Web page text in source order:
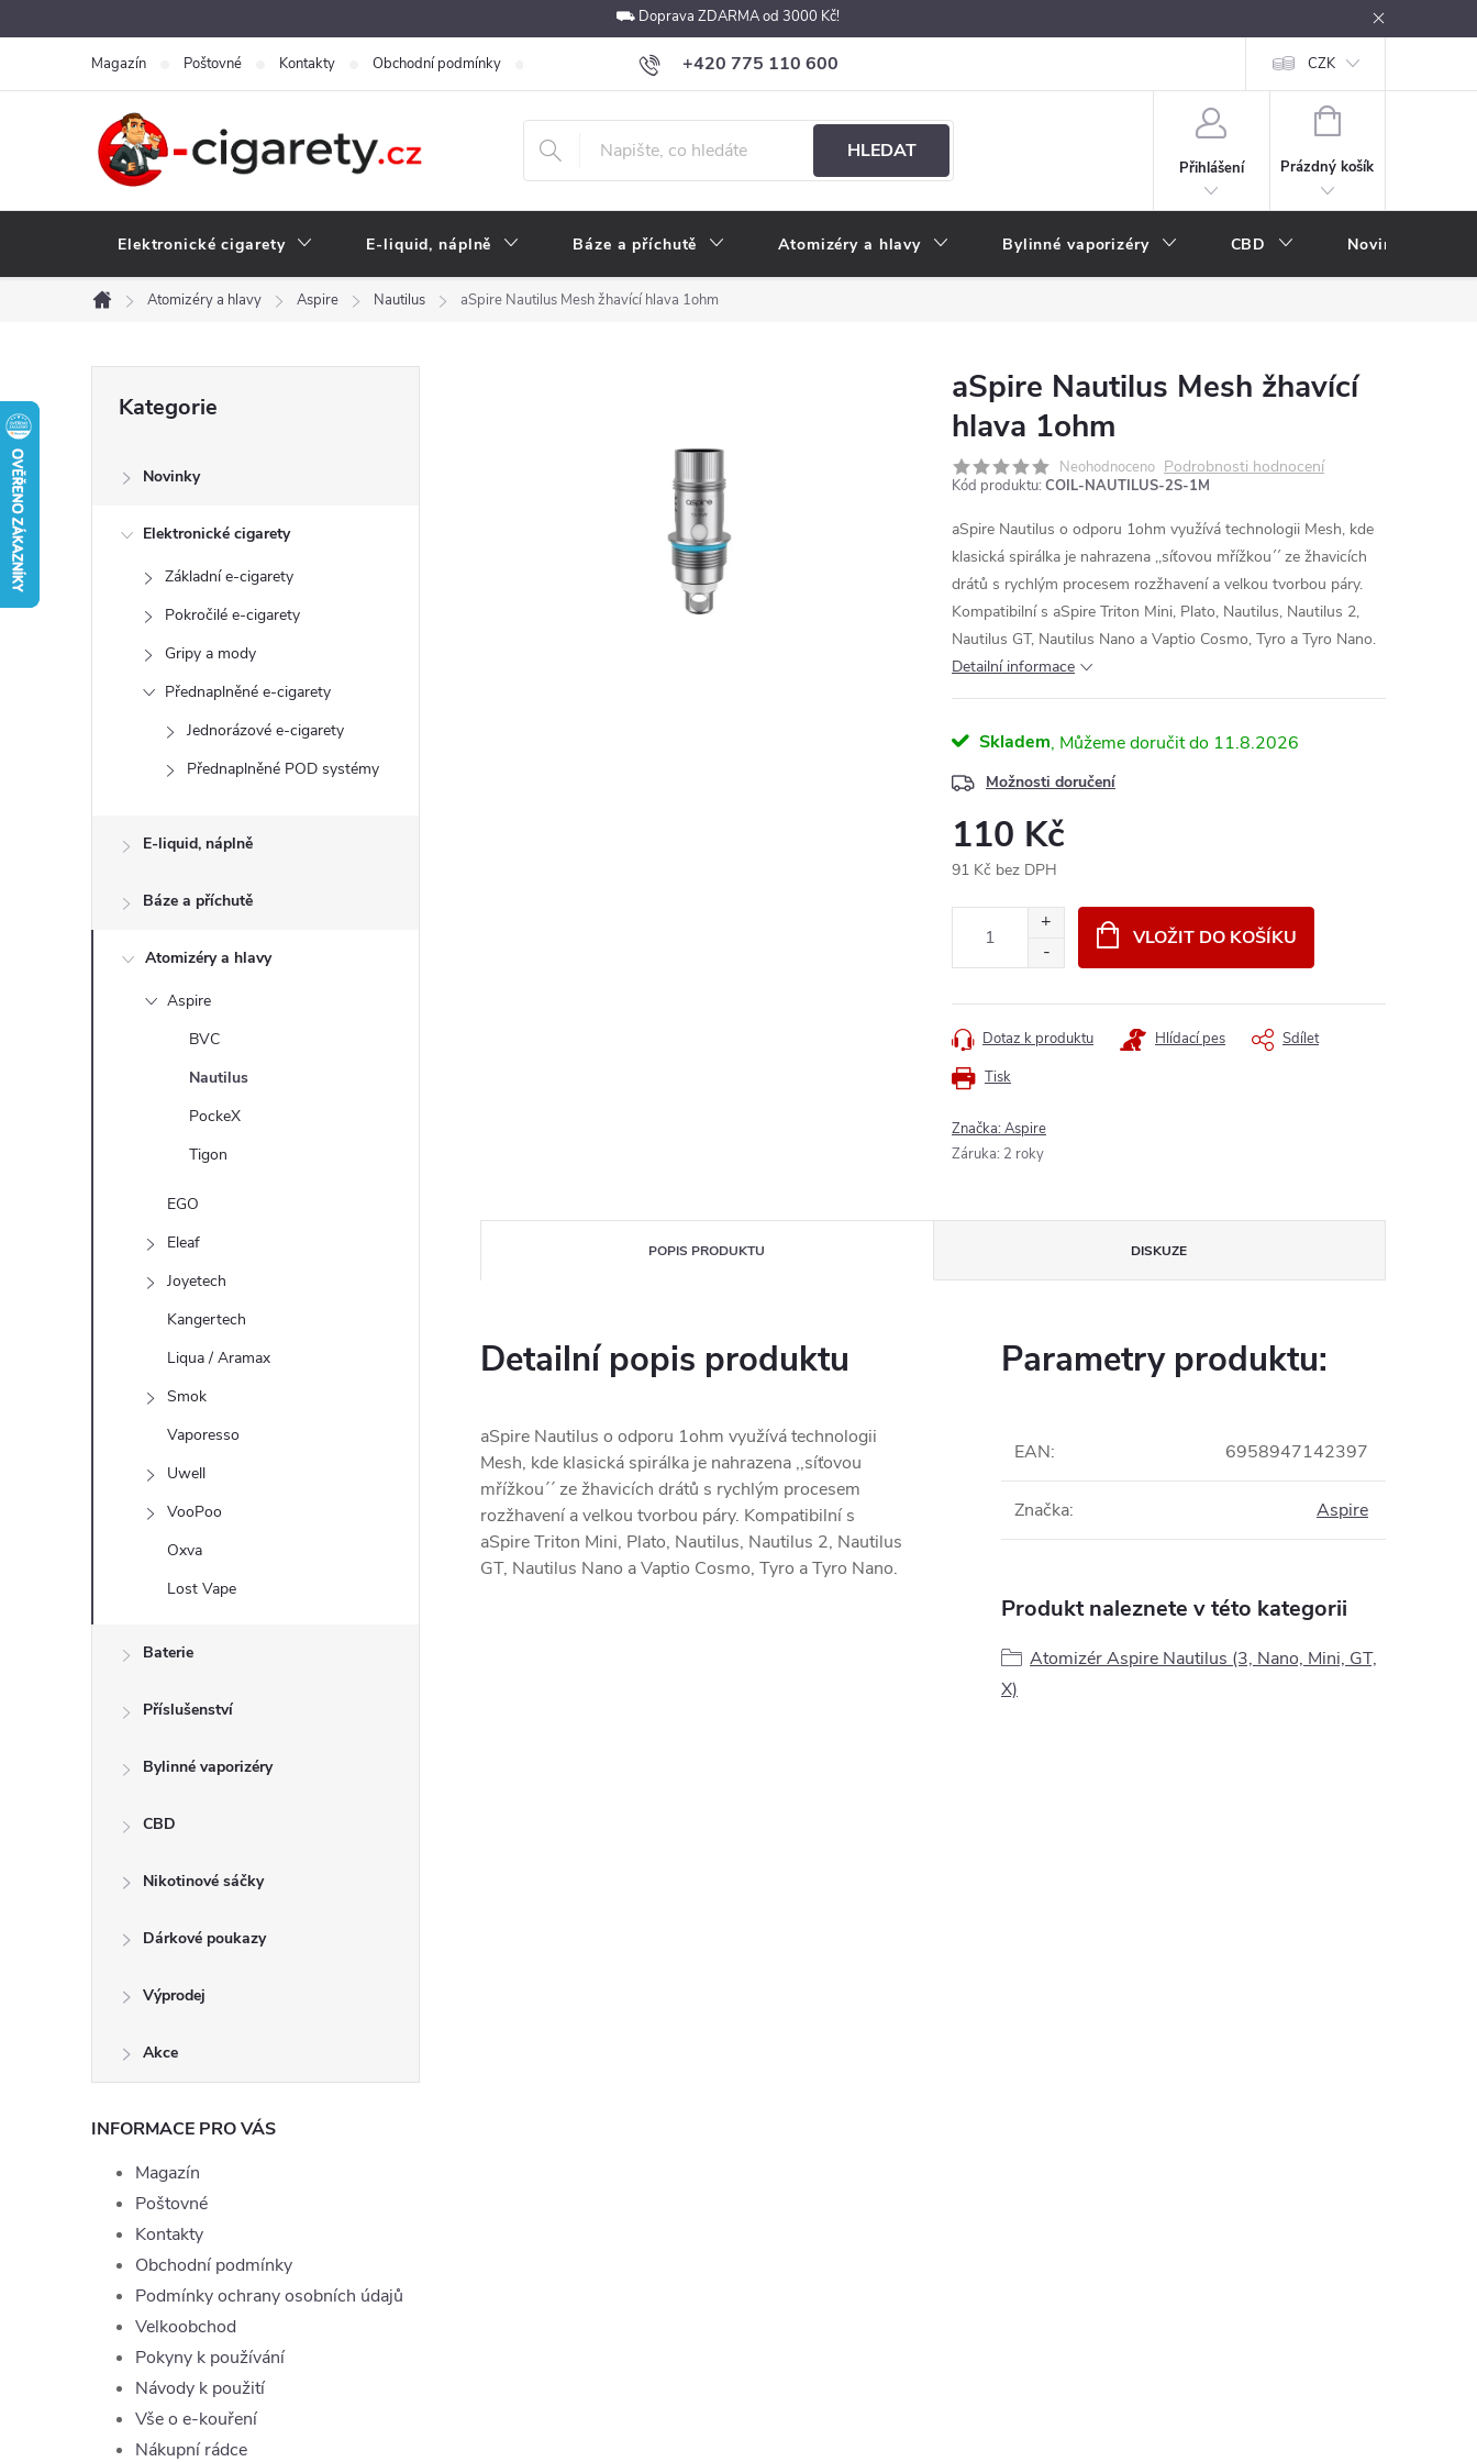
na
⛟ Doprava ZDARMA od 3000 Kč!
+420 775 110 600
obchod@e-cigarety.cz
Magazín Poštovné Kontakty Obchodní podmínky Podmínky ochrany osobních údajů Velkoobchod Vše o e-kouření Nákupní rádce
CZK
HLEDAT
Přihlášení
NÁKUPNÍ
Prázdný košík
Elektronické cigarety E-liquid, náplně Báze a příchutě Atomizéry a hlavy Bylinné vaporizéry CBD Novinky
Domů
Atomizéry a hlavy Aspire Nautilus aSpire Nautilus Mesh žhavící hlava 1ohm
a
kategorie
Kategorie
Novinky
Elektronické cigarety
Základní e-cigarety
Pokročilé e-cigarety
Gripy a mody
Přednaplněné e-cigarety
Jednorázové e-cigarety
Přednaplněné POD systémy
E-liquid, náplně
Báze a příchutě
Atomizéry a hlavy
Aspire
BVC
Nautilus
PockeX
Tigon
EGO
Eleaf
Joyetech
Kangertech
Liqua / Aramax
Smok
Vaporesso
Uwell
VooPoo
Oxva
Lost Vape
Baterie
Příslušenství
Bylinné vaporizéry
CBD
Nikotinové sáčky
Dárkové poukazy
Výprodej
Akce
INFORMACE PRO VÁS
Magazín
Poštovné
Kontakty
Obchodní podmínky
Podmínky ochrany osobních údajů
Velkoobchod
Pokyny k používání
Návody k použití
Vše o e-kouření
Nákupní rádce
aSpire Nautilus Mesh žhavící
hlava 1ohm
Neohodnoceno Podrobnosti hodnocení
Kód produktu: COIL-NAUTILUS-2S-1M
aSpire Nautilus o odporu 1ohm využívá technologii Mesh, kde
klasická spirálka je nahrazena ,,síťovou mřížkou´´ ze žhavicích
drátů s rychlým procesem rozžhavení a velkou tvorbou páry.
Kompatibilní s aSpire Triton Mini, Plato, Nautilus, Nautilus 2,
Nautilus GT, Nautilus Nano a Vaptio Cosmo, Tyro a Tyro Nano.
Detailní informace
Skladem 11.8.2026
Možnosti doručení
110 Kč
91 Kč bez DPH
VLOŽIT DO KOŠÍKU
Tisk
Dotaz k produktu Hlídací pes Sdílet
Značka:Aspire
Záruka: 2 roky
POPIS PRODUKTU DISKUZE
Detailní popis produktu
aSpire Nautilus o odporu 1ohm využívá technologii
Mesh, kde klasická spirálka je nahrazena ,,síťovou
mřížkou´´ ze žhavicích drátů s rychlým procesem
rozžhavení a velkou tvorbou páry. Kompatibilní s
aSpire Triton Mini, Plato, Nautilus, Nautilus 2, Nautilus
GT, Nautilus Nano a Vaptio Cosmo, Tyro a Tyro Nano.
Parametry produktu:
EAN: 6958947142397
Značka: Aspire
Produkt naleznete v této kategorii
Atomizér Aspire Nautilus (3, Nano, Mini, GT,
X)